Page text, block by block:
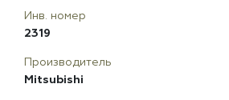
Инв. номер
2319
Производитель
Mitsubishi